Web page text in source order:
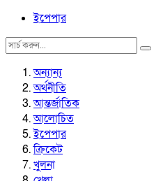
ইপেপার
অন্যান্য
অর্থনীতি
আন্তর্জাতিক
আলোচিত
ইপেপার
ক্রিকেট
খুলনা